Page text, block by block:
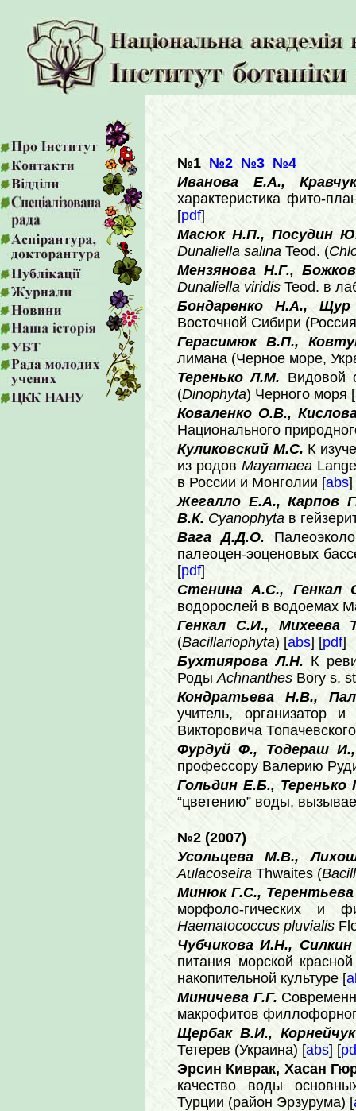
№1 №2 №3 №4
Иванова Е.А.,
характеристика фито-
[pdf]
Масюк Н.П., Посудин
Dunaliella salina Teod. (
Мензянова Н.Г.,
Dunaliella viridis Teod. в
Бондаренко Н.А.,
Восточной Сибири
Герасимюк В.П.,
лимана (Черное море,
Теренько Л.М. Видовой
(Dinophyta) Черного моря [
Коваленко О.В.,
Национального
Куликовский М.С. К
из родов Mayamaea
в России и Монголии [abs]
Жегалло Е.А., Карпов
В.К. Cyanophyta в
Вага Д.Д.О.
палеоцен-эоценовых
[pdf]
Стенина А.С.,
водорослей в водоемах
Генкал С.И., Михеева
(Bacillariophyta) [abs] [pdf]
Бухтиярова Л.Н. К
РодыAchnanthes Bory s.
Кондратьева Н.В.,
учитель, организатор
Викторовича
Фурдуй Ф., Тодераш
профессору Валерию
Гольдин Е.Б., Теренько
“цветению” воды,
№2 (2007)
Усольцева М.В.,
Aulacoseira Thwaites (
Минюк Г.С.,
морфоло-гических и
Haematococcus pluvialis
Чубчикова И.Н.,
питания морской
накопительной культуре [
Миничева Г.Г.
макрофитов
Щербак В.И.,
Тетерев (Украина) [abs] [
Эрсин Киврак, Хасан
качество воды
Турции (район Эрзурума) [